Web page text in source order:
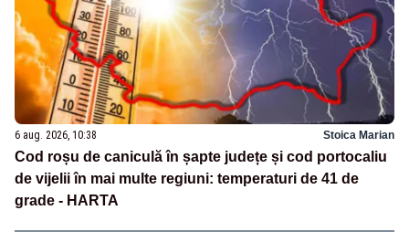
6 aug. 2026, 10:38 Stoica Marian
Cod roșu de caniculă în șapte județe și cod portocaliu
de vijelii în mai multe regiuni: temperaturi de 41 de
grade - HARTA